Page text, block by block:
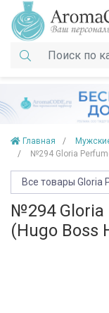
Главная
№294 Gloria
Все товары Gloria
№294 Gloria
(Hugo Boss